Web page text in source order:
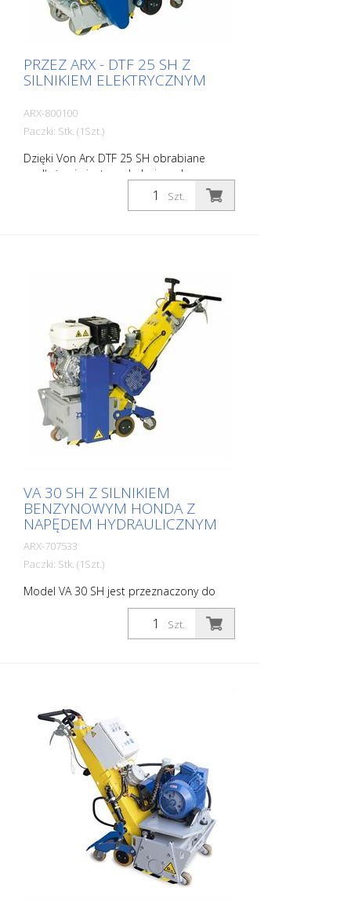
PRZEZ ARX - DTF 25 SH Z
SILNIKIEM ELEKTRYCZNYM
ARX-800100
Paczki: Stk. (1Szt.)
Dzięki Von Arx DTF 25 SH obrabiane
podłoże nie jest rozdrabniane, lecz
starannie szlifowane. W rezultacie
maszyna charakteryzuje się płynną pracą i
milimetrową precyzją. Do rowkowania lub
frezowania oferujemy odpowiednią wersję
tarcz diamentowych zarówno do obróbki
zgrubnej, jak i precyzyjnej. Aby zapobiec
przegrzaniu tarcz diamentowych, należy
podłączyć system chłodzenia wodą.
Maszyna jest dostępna w wersji 11 kW z
posuwem hydraulicznym. Frez boczny nie
może być używany razem z głównym
cylindrem. Szerokość robocza: 250 mm
Szt.
VA 30 SH Z SILNIKIEM
BENZYNOWYM HONDA Z
NAPĘDEM HYDRAULICZNYM
ARX-707533
Paczki: Stk. (1Szt.)
Model VA 30 SH jest przeznaczony do
ciężkich prac związanych z czyszczeniem i
szorstkowaniem. Maszyna jest zwrotna i
łatwa w obsłudze dzięki hydraulicznemu
zabrudzeń lub powłok z tworzyw
sztucznych. Sprawdza się również w
pracach demarkacyjnych i usuwaniu
gumowych powierzchni na lotniskach. Do
każdego zastosowania dostępne są
odpowiednie ostrza. VA 30 SH jest
wyposażona w bezstopniową regulację
głębokości i system tłumienia drgań. Do
każdego zastosowania dostępne są
odpowiednie zestawy ostrzy. Waga: ok.
280 - 300 kg (600 - 660 funtów) Napęd:
Benzyna Honda Moc: 8,2 kW Szerokość
Szt.